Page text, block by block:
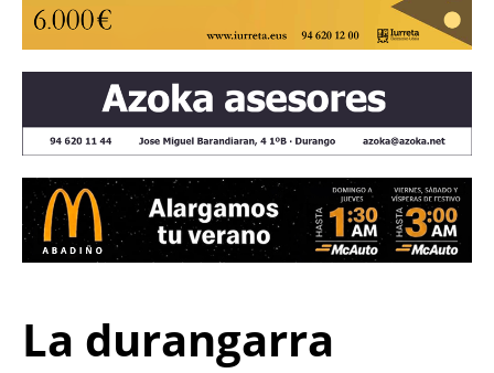
La durangarra